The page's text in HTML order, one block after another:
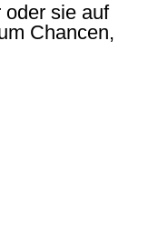
sie auf
Chancen,